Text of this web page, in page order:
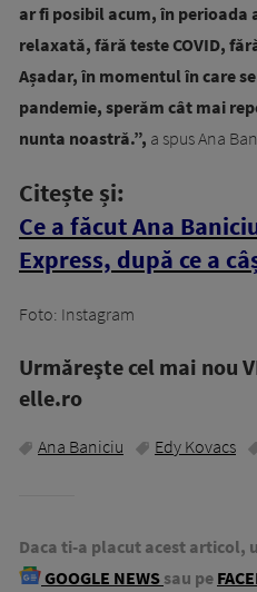
ar fi posibil acum, în perioada
relaxată, fără teste COVID,
Așadar, în momentul în care
pandemie, sperăm cât mai
nunta noastră.”, a spus Ana
Citește și:
Ce a făcut Ana
Express, după ce a
Foto: Instagram
Urmăreşte cel mai nou
elle.ro
Ana Baniciu Edy Kovacs
Daca ti-a placut acest articol,
GOOGLE NEWS sau pe